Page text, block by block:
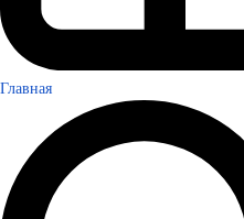
Главная